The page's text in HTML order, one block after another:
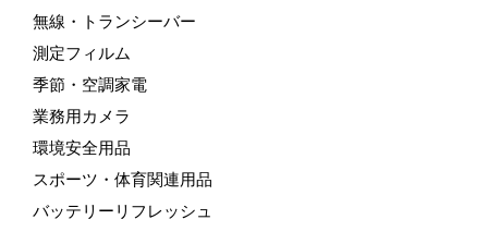
無線・トランシーバー
測定フィルム
季節・空調家電
業務用カメラ
環境安全用品
スポーツ・体育関連用品
バッテリーリフレッシュ